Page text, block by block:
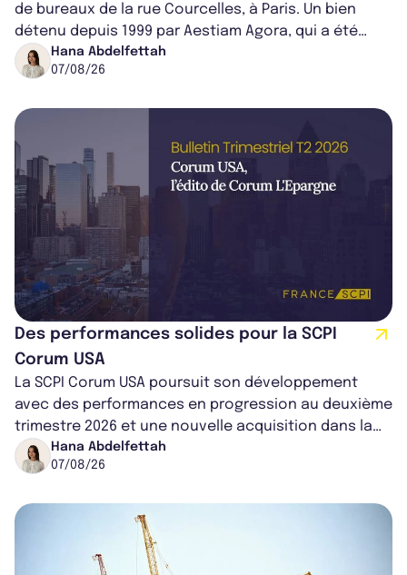
de bureaux de la rue Courcelles, à Paris. Un bien
détenu depuis 1999 par Aestiam Agora, qui a été
cédé avec une plus-value...
Hana Abdelfettah
07/08/26
Des performances solides pour la SCPI
Corum USA
La SCPI Corum USA poursuit son développement
avec des performances en progression au deuxième
trimestre 2026 et une nouvelle acquisition dans la
région de Chicago. Entre hausse de...
Hana Abdelfettah
07/08/26